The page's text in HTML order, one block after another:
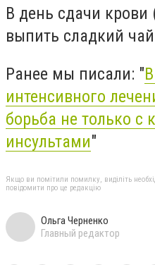
В день сдачи крови
выпить сладкий
Ранее мы писали: "
интенсивного
борьба не только с
инсультами"
Якщо ви помітили помилку, виділіть
повідомити про це редакцію
Ольга Черненко
Главный редактор